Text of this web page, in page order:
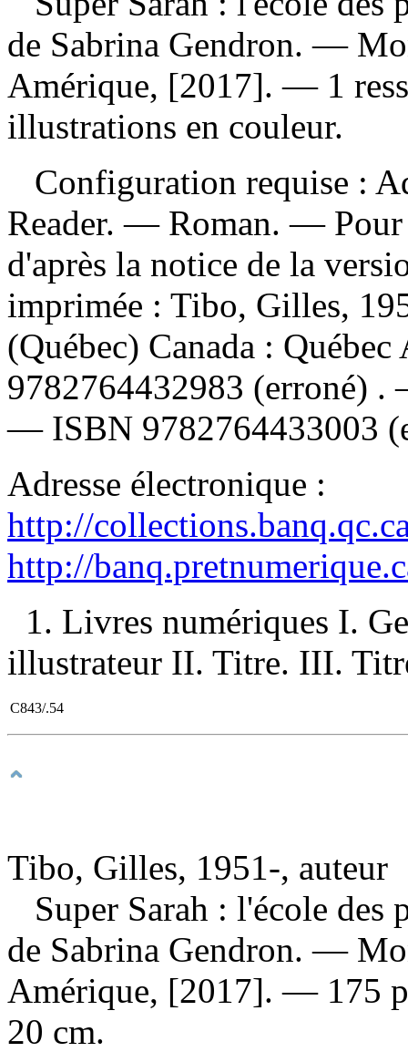
de Sabrina Gendron. —
Amérique, [2017]. — 1
illustrations en couleur.
Configuration requise :
Reader. — Roman. —
d'après la notice de la
imprimée : Tibo, Gilles,
(Québec) Canada :
9782764432983 (erroné)
— ISBN 9782764433003
Adresse électronique :
http://
http://
1. Livres numériques I.
illustrateur II. Titre. III.
C843/.54
Tibo, Gilles, 1951-, auteur
Super Sarah : l'école des
de Sabrina Gendron. —
Amérique, [2017]. — 175
20 cm.